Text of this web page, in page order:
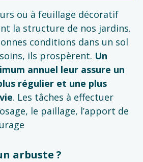
ou à feuillage décoratif
la structure de nos jardins.
conditions dans un sol
ils prospèrent. Un
annuel leur assure un
régulier et une plus
. Les tâches à effectuer
le paillage, l’apport de
arbuste ?